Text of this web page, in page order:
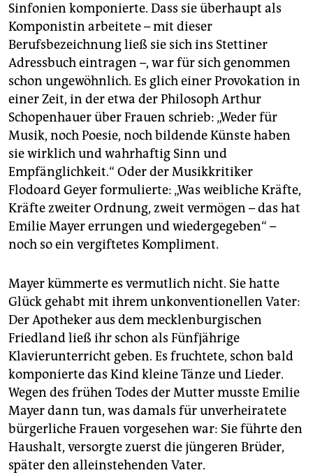
Sinfonien komponierte. Dass sie überhaupt als
Komponistin arbeitete – mit dieser
Berufsbezeichnung ließ sie sich ins Stettiner
Adress­buch eintragen –, war für sich genommen
schon ungewöhnlich. Es glich einer Provokation in
einer Zeit, in der etwa der Philosoph Arthur
Schopenhauer über Frauen schrieb: „Weder für
Musik, noch Poesie, noch bildende Künste haben
sie wirklich und wahrhaftig Sinn und
Empfänglichkeit.“ Oder der Musikkritiker
Flodoard Geyer formulierte: „Was weibliche Kräfte,
Kräfte zweiter Ordnung, zweit vermögen – das hat
Emilie Mayer errungen und wiedergegeben“ –
noch so ein vergiftetes Kompliment.
Mayer kümmerte es vermutlich nicht. Sie hatte
Glück gehabt mit ihrem unkonventionellen Vater:
Der Apotheker aus dem mecklenburgischen
Friedland ließ ihr schon als Fünfjährige
Klavierunterricht geben. Es fruchtete, schon bald
komponierte das Kind kleine Tänze und Lieder.
Wegen des frühen Todes der Mutter musste Emilie
Mayer dann tun, was damals für unverheiratete
bürgerliche Frauen vorgesehen war: Sie führte den
Haushalt, versorgte zuerst die jüngeren Brüder,
später den alleinstehenden Vater.